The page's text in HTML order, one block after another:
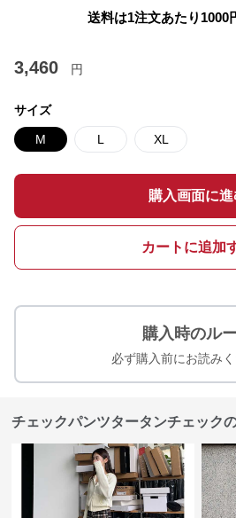
送料は1注文あたり 1000
3,460 円
サイズ
M L XL
購入画面に進
カートに追加
購入時のル
必ず購入前にお読みく
チェックパンツタータンチェック